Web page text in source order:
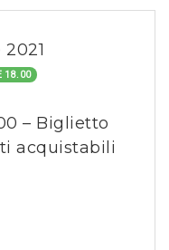
18.00
– Biglietto
acquistabili